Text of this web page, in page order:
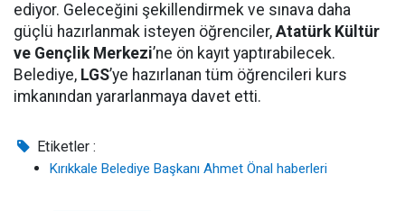
ediyor. Geleceğini şekillendirmek ve sınava daha
güçlü hazırlanmak isteyen öğrenciler, Atatürk Kültür
ve Gençlik Merkezi’ne ön kayıt yaptırabilecek.
Belediye, LGS’ye hazırlanan tüm öğrencileri kurs
imkanından yararlanmaya davet etti.
Etiketler :
Kırıkkale Belediye Başkanı Ahmet Önal haberleri